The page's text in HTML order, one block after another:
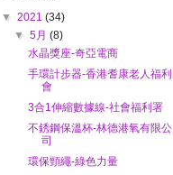
▼ 2021 (34)
▼5月(8)
水晶獎座-奇亞電商
手環計步器-香港耆康老人福利
會
3合1伸縮數據線-社會福利署
不銹鋼保溫杯-林德港氧有限公
司
環保頸繩-綠色力量